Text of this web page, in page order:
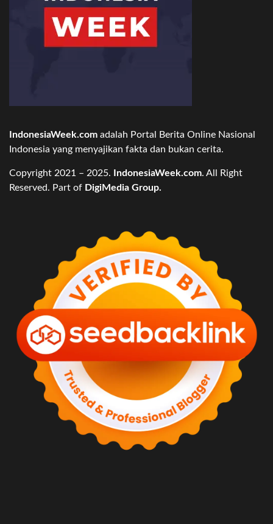
IndonesiaWeek.com adalah Portal Berita Online Nasional
Indonesia yang menyajikan fakta dan bukan cerita.
Copyright 2021 – 2025. IndonesiaWeek.com. All Right
Reserved. Part of DigiMedia Group.